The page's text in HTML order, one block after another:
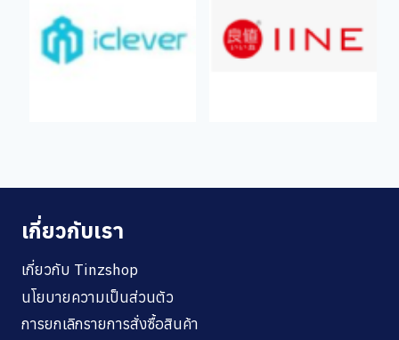
เกี่ยวกับเรา
เกี่ยวกับ Tinzshop
นโยบายความเป็นส่วนตัว
การยกเลิกรายการสั่งซื้อสินค้า